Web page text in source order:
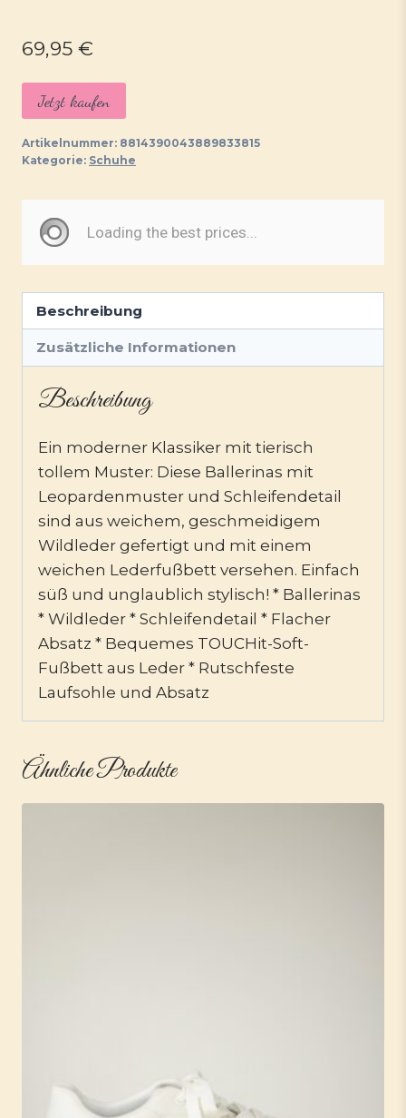
69,95 €
Jetzt kaufen
Artikelnummer: 8814390043889833815
Kategorie: Schuhe
Beschreibung
Zusätzliche Informationen
Beschreibung
Ein moderner Klassiker mit tierisch
tollem Muster: Diese Ballerinas mit
Leopardenmuster und Schleifendetail
sind aus weichem, geschmeidigem
Wildleder gefertigt und mit einem
weichen Lederfußbett versehen. Einfach
süß und unglaublich stylisch! * Ballerinas
* Wildleder * Schleifendetail * Flacher
Absatz * Bequemes TOUCHit-Soft-
Fußbett aus Leder * Rutschfeste
Laufsohle und Absatz
Ähnliche Produkte